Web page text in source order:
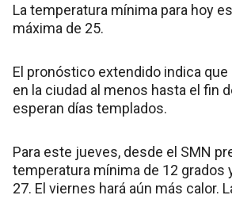
La temperatura mínima para hoy
máxima de 25.
El pronóstico extendido indica que
en la ciudad al menos hasta el fin
esperan días templados.
Para este jueves, desde el SMN
temperatura mínima de 12 grados
27. El viernes hará aún más calor.